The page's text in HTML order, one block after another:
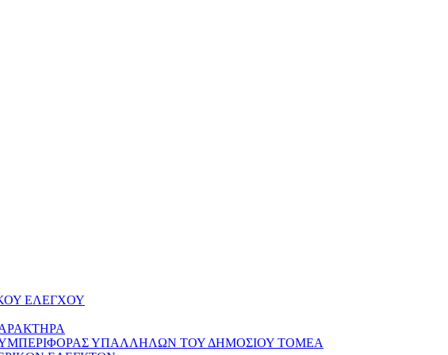
ΕΛΕΓΧΟΥ
ΥΠΑΛΛΗΛΩΝ ΤΟΥ ΔΗΜΟΣΙΟΥ ΤΟΜΕΑ